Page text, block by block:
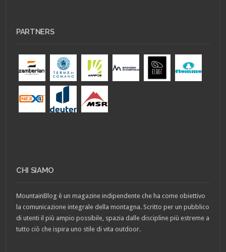
PARTNERS
CHI SIAMO
MountainBlog è un magazine indipendente che ha come obiettivo
la comunicazione integrale della montagna. Scritto per un pubblico
di utenti il più ampio possibile, spazia dalle discipline più estreme a
tutto ciò che ispira uno stile di vita outdoor.